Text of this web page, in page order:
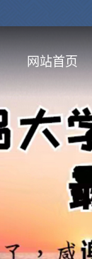
网站首页